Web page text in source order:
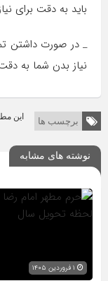
باید به دقت برای
_ در صورت داشتن
نیاز بدن شما به
برچسب ها این
نوشته های مشابه